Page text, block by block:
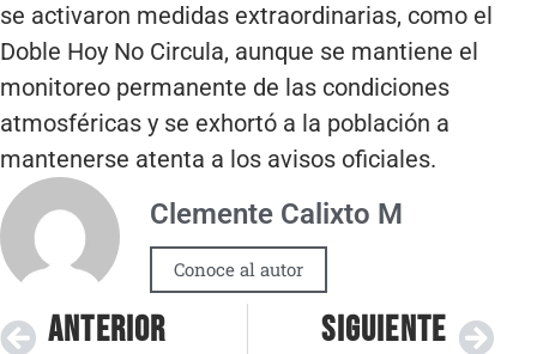
se activaron medidas extraordinarias, como el
Doble Hoy No Circula, aunque se mantiene el
monitoreo permanente de las condiciones
atmosféricas y se exhortó a la población a
mantenerse atenta a los avisos oficiales.
Clemente Calixto M
Conoce al autor
ANTERIOR SIGUIENTE